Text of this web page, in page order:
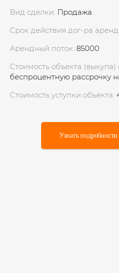
Вид сделки: Продажа
Срок действия дог-ра
Арендный поток: 85000
Стоимость объекта (выкупа)
беспроцентную рассрочку
Стоимость уступки объекта:
Узнать